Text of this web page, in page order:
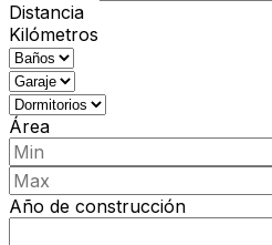
Distancia
Kilómetros
Área
Año de construcción